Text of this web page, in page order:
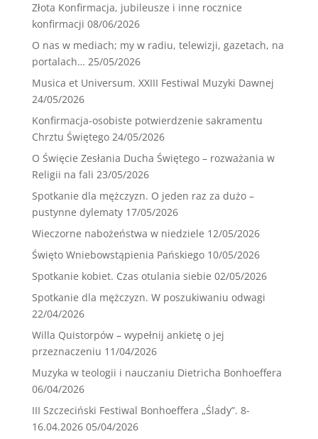
Złota Konfirmacja, jubileusze i inne rocznice
konfirmacji 08/06/2026
O nas w mediach; my w radiu, telewizji, gazetach, na
portalach… 25/05/2026
Musica et Universum. XXIII Festiwal Muzyki Dawnej
24/05/2026
Konfirmacja-osobiste potwierdzenie sakramentu
Chrztu Świętego 24/05/2026
O Święcie Zesłania Ducha Świętego – rozważania w
Religii na fali 23/05/2026
Spotkanie dla mężczyzn. O jeden raz za dużo –
pustynne dylematy 17/05/2026
Wieczorne nabożeństwa w niedziele 12/05/2026
Święto Wniebowstąpienia Pańskiego 10/05/2026
Spotkanie kobiet. Czas otulania siebie 02/05/2026
Spotkanie dla mężczyzn. W poszukiwaniu odwagi
22/04/2026
Willa Quistorpów – wypełnij ankietę o jej
przeznaczeniu 11/04/2026
Muzyka w teologii i nauczaniu Dietricha Bonhoeffera
06/04/2026
III Szczeciński Festiwal Bonhoeffera „Ślady”. 8-
16.04.2026 05/04/2026